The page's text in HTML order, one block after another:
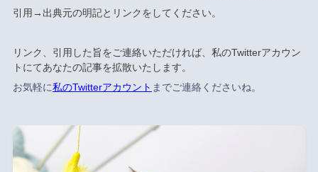
引用→出典元の明記とリンクをしてください。
リンク、引用した旨をご連絡いただければ、私のTwitterアカウン
トにてあなたの記事を拡散いたします。
お気軽に私のTwitterアカウント までご連絡くださいね。